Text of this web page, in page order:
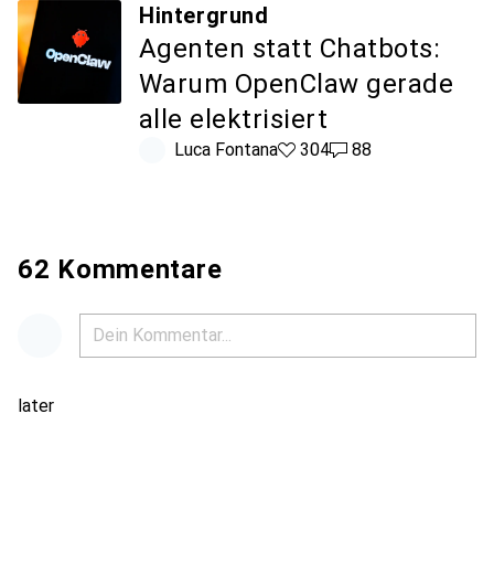
Hintergrund
Agenten statt Chatbots:
Warum OpenClaw gerade
alle elektrisiert
Luca Fontana304 Likes
30488 Kommentare
88
62 Kommentare
later